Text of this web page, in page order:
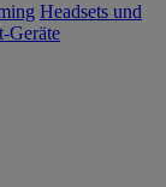
Headsets und
Geräte